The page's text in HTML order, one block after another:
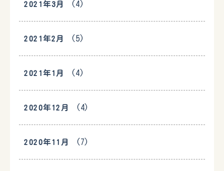
2021年3月 (4)
2021年2月 (5)
2021年1月 (4)
2020年12月 (4)
2020年11月 (7)